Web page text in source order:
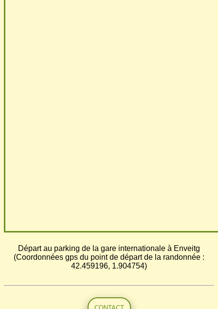
Départ au parking de la gare internationale à Enveitg
(Coordonnées gps du point de départ de la randonnée :
42.459196, 1.904754)